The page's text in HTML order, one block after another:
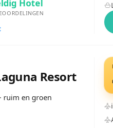
Hotel
Resort
ruim en groen